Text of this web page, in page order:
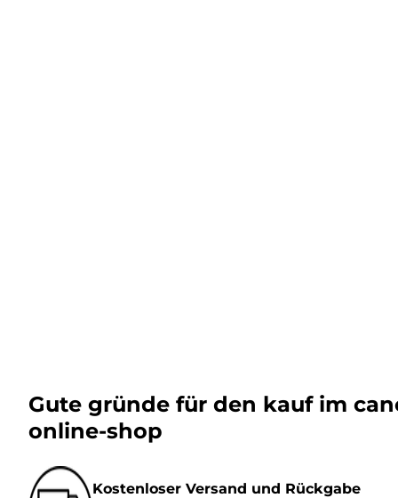
Gute gründe für den kauf im
online-shop
Kostenloser Versand und Rückgabe